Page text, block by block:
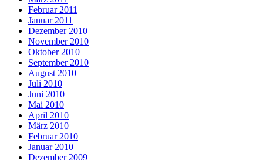
Februar 2011
Januar 2011
Dezember 2010
November 2010
Oktober 2010
September 2010
August 2010
Juli 2010
Juni 2010
Mai 2010
April 2010
März 2010
Februar 2010
Januar 2010
Dezember 2009